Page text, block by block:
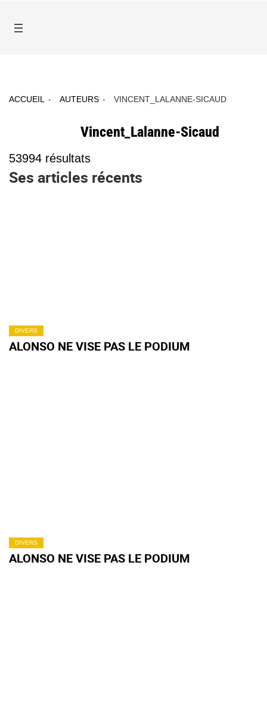
ACCUEIL AUTEURS VINCENT_LALANNE-SICAUD
Vincent_Lalanne-Sicaud
53994 résultats
Ses articles récents
DIVERS
ALONSO NE VISE PAS LE PODIUM
DIVERS
ALONSO NE VISE PAS LE PODIUM